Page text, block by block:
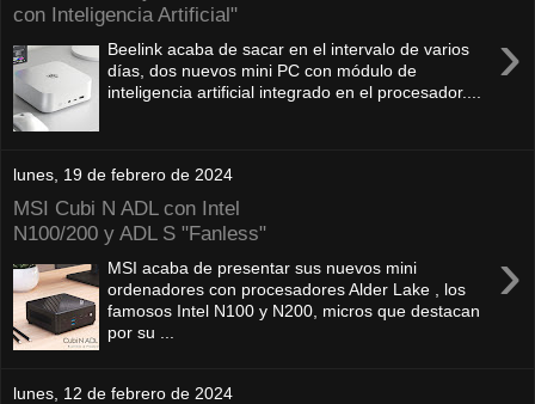
con Inteligencia Artificial"
›
Beelink acaba de sacar en el intervalo de varios
días, dos nuevos mini PC con módulo de
inteligencia artificial integrado en el procesador....
lunes, 19 de febrero de 2024
MSI Cubi N ADL con Intel
N100/200 y ADL S "Fanless"
›
MSI acaba de presentar sus nuevos mini
ordenadores con procesadores Alder Lake , los
famosos Intel N100 y N200, micros que destacan
por su ...
lunes, 12 de febrero de 2024